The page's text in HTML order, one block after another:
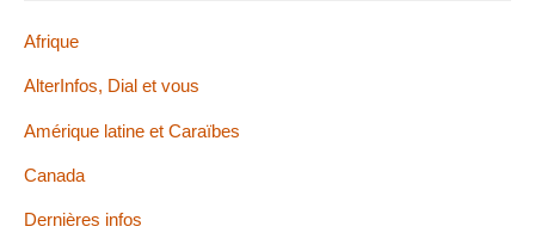
Afrique
AlterInfos, Dial et vous
Amérique latine et Caraïbes
Canada
Dernières infos